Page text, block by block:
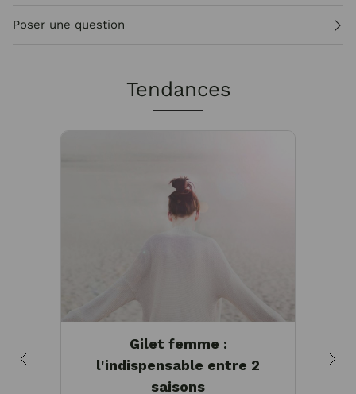
Poser une question
Tendances
Gilet femme :
l'indispensable entre 2
saisons